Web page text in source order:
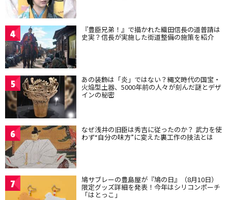
4 『豊臣兄弟！』で描かれた織田信長の道普請は
史実？信長が実施した街道整備の施策を紹介
5 あの装飾は「炎」ではない？縄文時代の国宝・
火焔型土器、5000年前の人々が刻んだ謎とデザ
インの秘密
6 なぜ浅井の旧臣は秀吉に従ったのか？ 武力を使
わず“自分の味方”に変えた裏工作の技法とは
7 鳩サブレーの豊島屋が『鳩の日』（8月10日）
限定グッズ詳細を発表！今年はシリコンポーチ
「はとっこ」